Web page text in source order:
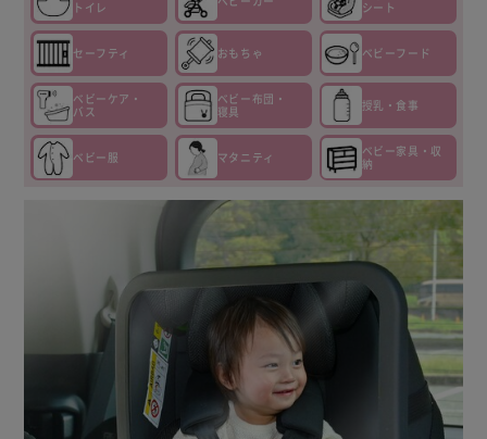
トイレ
シート
セーフティ おもちゃ ベビーフード
ベビーケア・
バス
ベビー布団・
寝具
授乳・食事
ベビー服 マタニティ
ベビー家具・収
納